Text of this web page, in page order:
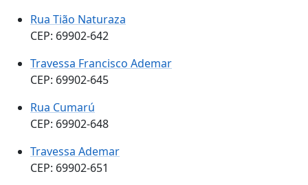
Rua Tião Naturaza
CEP: 69902-642
Travessa Francisco Ademar
CEP: 69902-645
Rua Cumarú
CEP: 69902-648
Travessa Ademar
CEP: 69902-651